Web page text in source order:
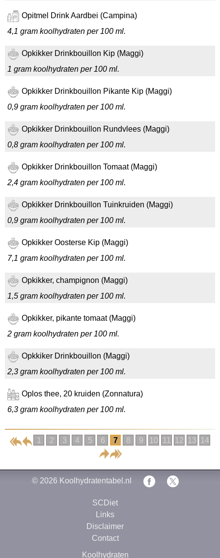
Opitmel Drink Aardbei (Campina)
4,1 gram koolhydraten per 100 ml.
Opkikker Drinkbouillon Kip (Maggi)
1 gram koolhydraten per 100 ml.
Opkikker Drinkbouillon Pikante Kip (Maggi)
0,9 gram koolhydraten per 100 ml.
Opkikker Drinkbouillon Rundvlees (Maggi)
0,8 gram koolhydraten per 100 ml.
Opkikker Drinkbouillon Tomaat (Maggi)
2,4 gram koolhydraten per 100 ml.
Opkikker Drinkbouillon Tuinkruiden (Maggi)
0,9 gram koolhydraten per 100 ml.
Opkikker Oosterse Kip (Maggi)
7,1 gram koolhydraten per 100 ml.
Opkikker, champignon (Maggi)
1,5 gram koolhydraten per 100 ml.
Opkikker, pikante tomaat (Maggi)
2 gram koolhydraten per 100 ml.
Opkkiker Drinkbouillon (Maggi)
2,3 gram koolhydraten per 100 ml.
Oplos thee, 20 kruiden (Zonnatura)
6,3 gram koolhydraten per 100 ml.
1 2 3 4 5 6 7 8 9 10 11 12 13 14
© 2026 Koolhydratentabel.nl
SCDiet
Links
Disclaimer
Contact
Koolhydraten